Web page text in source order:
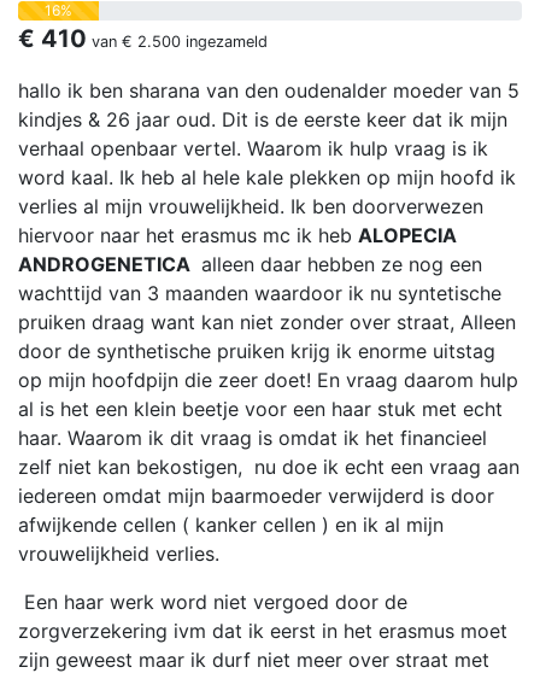
16%
€ 410 van € 2.500 ingezameld
hallo ik ben sharana van den oudenalder moeder van 5
kindjes & 26 jaar oud. Dit is de eerste keer dat ik mijn
verhaal openbaar vertel. Waarom ik hulp vraag is ik
word kaal. Ik heb al hele kale plekken op mijn hoofd ik
verlies al mijn vrouwelijkheid. Ik ben doorverwezen
hiervoor naar het erasmus mc ik heb ALOPECIA
ANDROGENETICA alleen daar hebben ze nog een
wachttijd van 3 maanden waardoor ik nu syntetische
pruiken draag want kan niet zonder over straat, Alleen
door de synthetische pruiken krijg ik enorme uitstag
op mijn hoofdpijn die zeer doet! En vraag daarom hulp
al is het een klein beetje voor een haar stuk met echt
haar. Waarom ik dit vraag is omdat ik het financieel
zelf niet kan bekostigen, nu doe ik echt een vraag aan
iedereen omdat mijn baarmoeder verwijderd is door
afwijkende cellen ( kanker cellen ) en ik al mijn
vrouwelijkheid verlies.
Een haar werk word niet vergoed door de
zorgverzekering ivm dat ik eerst in het erasmus moet
zijn geweest maar ik durf niet meer over straat met